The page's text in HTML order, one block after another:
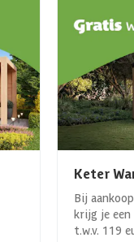
Keter
Bij
krijg je
t.w.v. 119